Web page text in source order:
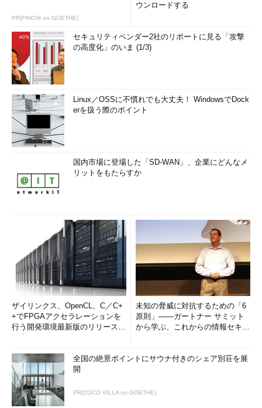
PR(FINCHI on GOETHE)
ウンロードする
セキュリティベンダー2社のリポートに見る「攻撃
の高度化」のいま (1/3)
Linux／OSSに不慣れでも大丈夫！ WindowsでDock
erを扱う際のポイント
国内市場に登場した「SD-WAN」、企業にどんなメ
リットをもたらすか
ザイリンクス、OpenCL、C／C+
+でFPGAアクセラレーションを
行う開発環境最新版のリリースを
未知の脅威に対抗するための「6
原則」――ガートナー サミット
から学ぶ、これからの情報セキュ
全国の絶景ポイントにサウナ付きのシェア別荘を展
開
PR(COCO VILLA on GOETHE)